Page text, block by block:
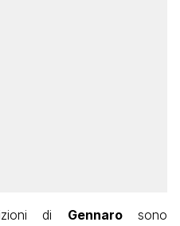
di Gennarosono